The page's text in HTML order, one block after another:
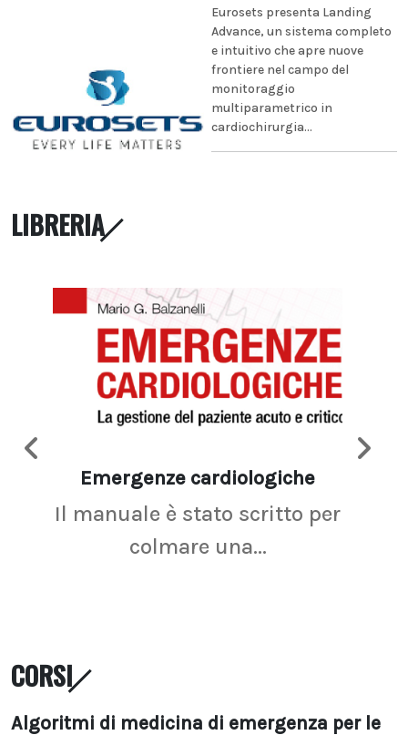
Eurosets presenta Landing
Advance, un sistema completo
e intuitivo che apre nuove
frontiere nel campo del
monitoraggio
multiparametrico in
cardiochirurgia...
LIBRERIA
Emergenze cardiologiche
Il manuale è stato scritto per
colmare una...
CORSI
Algoritmi di medicina di emergenza per le